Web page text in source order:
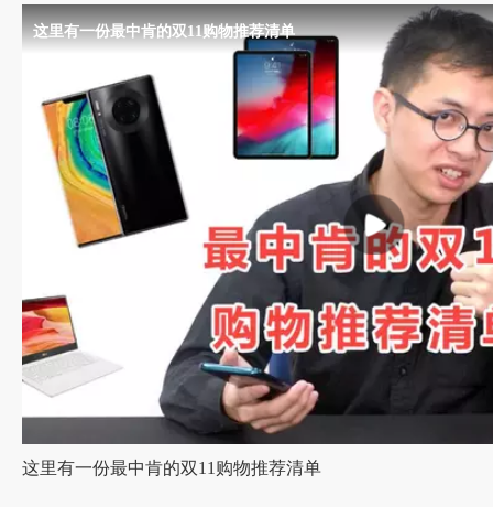
频
体
出
人
这里有一份最中肯的双11购物推荐清单
这里有一份最中肯的双11购物推荐清单